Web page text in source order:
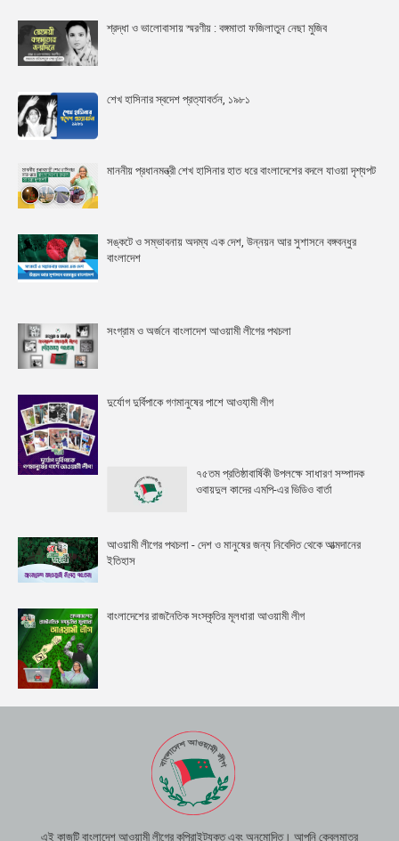
শ্রদ্ধা ও ভালোবাসায় স্মরণীয় : বঙ্গমাতা ফজিলাতুন নেছা মুজিব
শেখ হাসিনার স্বদেশ প্রত্যাবর্তন, ১৯৮১
মাননীয় প্রধানমন্ত্রী শেখ হাসিনার হাত ধরে বাংলাদেশের বদলে যাওয়া দৃশ্যপট
সঙ্কটে ও সম্ভাবনায় অদম্য এক দেশ, উন্নয়ন আর সুশাসনে বঙ্গবন্ধুর
বাংলাদেশ
সংগ্রাম ও অর্জনে বাংলাদেশ আওয়ামী লীগের পথচলা
দুর্যোগ দুর্বিপাকে গণমানুষের পাশে আওযা়মী লীগ
৭৫তম প্রতিষ্ঠাবার্ষিকী উপলক্ষে সাধারণ সম্পাদক
ওবায়দুল কাদের এমপি-এর ভিডিও বার্তা
আওয়ামী লীগের পথচলা - দেশ ও মানুষের জন্য নিবেদিত থেকে আত্মদানের
ইতিহাস
বাংলাদেশের রাজনৈতিক সংস্কৃতির মূলধারা আওয়ামী লীগ
এই কাজটি বাংলাদেশ আওয়ামী লীগের কপিরাইটযুক্ত এবং অনুমোদিত। আপনি কেবলমাত্র